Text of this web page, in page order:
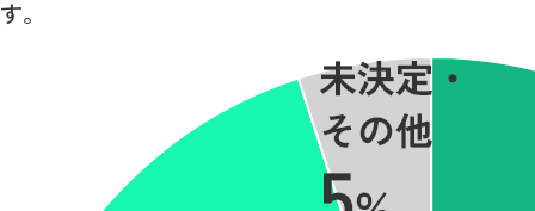
す。